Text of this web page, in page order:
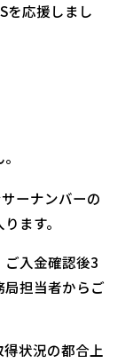
を応援しまし
ーナンバーの
ます。
入金確認後3
担当者からご
状況の都合上